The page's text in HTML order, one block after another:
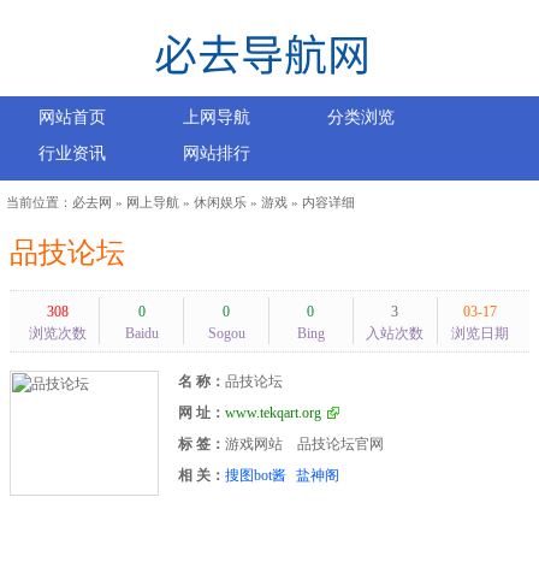
网站首页 上网导航
分类浏览
行业资讯
网站排行
当前位置： 必去网 » 网上导航 » 休闲娱乐 » 游戏 » 内容详细
品技论坛
308
浏览次数
0
Baidu
0
Sogou
0
Bing
3
入站次数
03-17
浏览日期
名 称： 品技论坛
网 址： www.tekqart.org
标 签： 游戏网站
品技论坛官网
相 关： 搜图bot酱 盐神阁